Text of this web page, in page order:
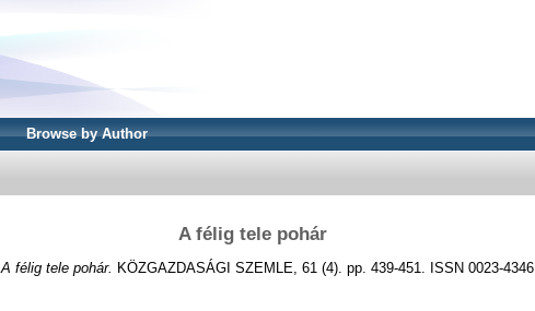
Browse by Author
A félig tele pohár
A félig tele pohár. KÖZGAZDASÁGI SZEMLE, 61 (4). pp. 439-451. ISSN 0023-4346